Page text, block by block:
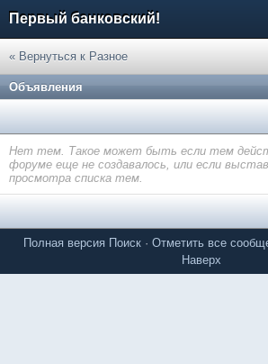
Первый банковский!
« Вернуться к Разное
Объявления
Нет тем. Такое может быть если тем
форуме еще не создавалось, или если
просмотра списка тем.
Полная версия Поиск · Отметить все
Наверх